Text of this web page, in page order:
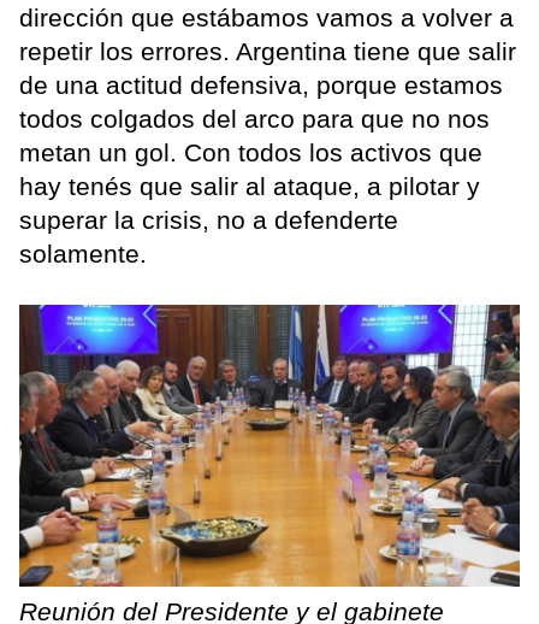
dirección que estábamos vamos a volver a
repetir los errores. Argentina tiene que salir
de una actitud defensiva, porque estamos
todos colgados del arco para que no nos
metan un gol. Con todos los activos que
hay tenés que salir al ataque, a pilotar y
superar la crisis, no a defenderte
solamente.
Reunión del Presidente y el gabinete